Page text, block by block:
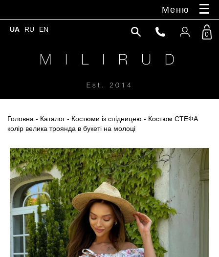
Меню
UA RU EN
M I L I R U D
Est. 2014
0
Головна - Каталог - Костюми із спідницею - Костюм СТЕФА
колір велика троянда в букеті на молоці